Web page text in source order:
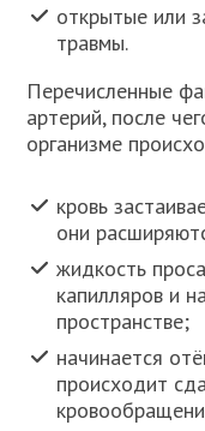
открытые или
травмы.
Перечисленные
артерий, после
организме
кровь
они
жидкость
капилляров и
пространстве;
начинается
происходит